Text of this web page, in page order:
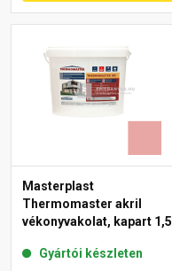
Masterplast
Thermomaster akril
vékonyvakolat, kapart 1,5
Gyártói készleten